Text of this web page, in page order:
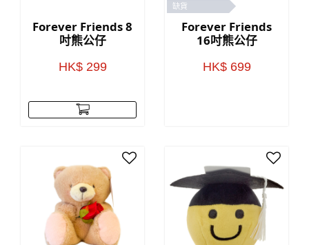
Forever Friends 8
吋熊公仔
HK$ 299
缺貨
Forever Friends
16吋熊公仔
HK$ 699